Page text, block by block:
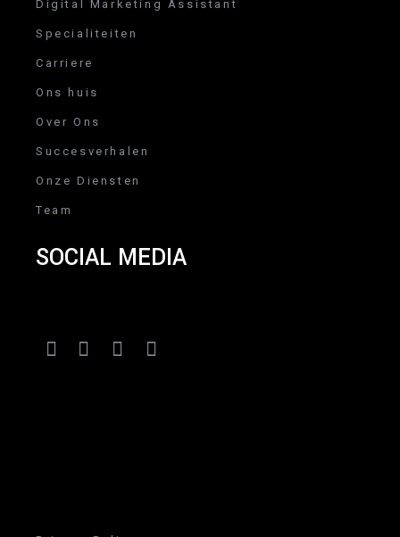
Digital Marketing Assistant
Specialiteiten
Carriere
Ons huis
Over Ons
Succesverhalen
Onze Diensten
Team
SOCIAL MEDIA